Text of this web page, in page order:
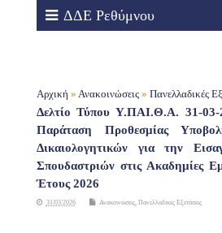
ΔΔΕ Ρεθύμνου
Αρχική » Ανακοινώσεις» Πανελλαδικές
Δελτίο Τύπου Υ.ΠΑΙ.Θ.Α. 31-
Παράταση Προθεσμίας
Δικαιολογητικών για την
Σπουδαστριών στις Ακαδημίες
Έτους 2026
31/03/2026 Ανακοινώσεις, Πανελλαδικές Εξετάσεις